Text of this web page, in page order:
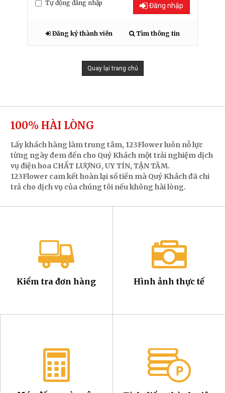
Tự động đăng nhập Đăng nhập
Đăng ký thành viên Tìm thông tin
Quay lại trang chủ
100% HÀI LÒNG
Lấy khách hàng làm trung tâm, 123Flower luôn nỗ lực
từng ngày đem đến cho Quý Khách một trải nghiệm dịch
vụ điện hoa CHẤT LƯỢNG, UY TÍN, TẬN TÂM.
123Flower cam kết hoàn lại số tiền mà Quý Khách đã chi
trả cho dịch vụ của chúng tôi nếu không hài lòng.
Kiểm tra đơn hàng Hình ảnh thực tế